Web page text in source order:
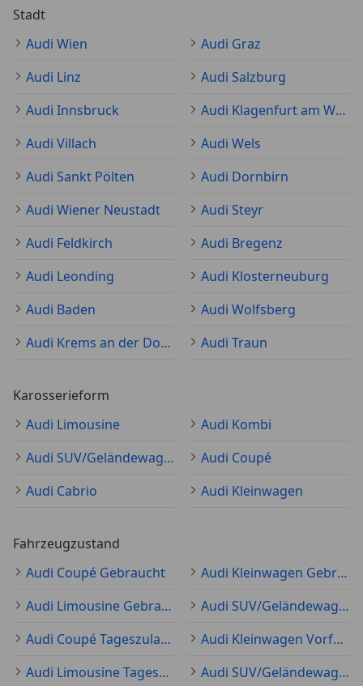
Stadt
Audi Wien
Audi Graz
Audi Linz
Audi Salzburg
Audi Innsbruck
Audi Klagenfurt am Wörthersee
Audi Villach
Audi Wels
Audi Sankt Pölten
Audi Dornbirn
Audi Wiener Neustadt
Audi Steyr
Audi Feldkirch
Audi Bregenz
Audi Leonding
Audi Klosterneuburg
Audi Baden
Audi Wolfsberg
Audi Krems an der Donau
Audi Traun
Karosserieform
Audi Limousine
Audi Kombi
Audi SUV/Geländewagen/Pickup
Audi Coupé
Audi Cabrio
Audi Kleinwagen
Fahrzeugzustand
Audi Coupé Gebraucht
Audi Kleinwagen Gebraucht
Audi Limousine Gebraucht
Audi SUV/Geländewagen/Pickup Gebraucht
Audi Coupé Tageszulassung
Audi Kleinwagen Vorführfahrzeug
Audi Limousine Tageszulassung
Audi SUV/Geländewagen/Pickup Tageszulassung